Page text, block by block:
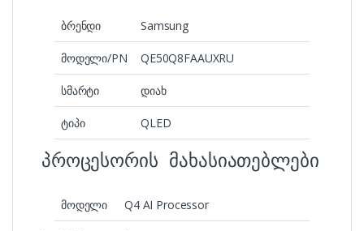
ბრენდი Samsung
მოდელი/PN QE50Q8FAAUXRU
სმარტი დიახ
ტიპი QLED
პროცესორის მახასიათებლები
მოდელი Q4 AI Processor